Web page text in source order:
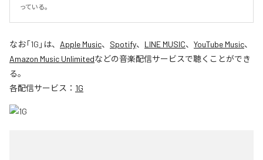
っている｡
なお「1G 」は、 Apple Music、 Spotify、 LINE MUSIC、 YouTube Music、
Amazon Music Unlimitedなどの音楽配信サービスで聴くことができ
る。
各配信サービス： 1G